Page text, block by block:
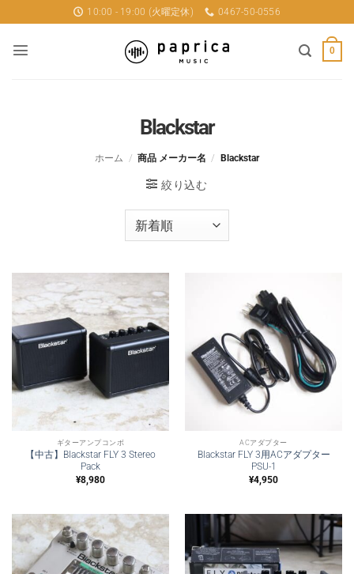
to
content
10:00 - 19:00 (火曜定休) 0467-50-0556
0
Blackstar
ホーム / 商品 メーカー名 / Blackstar
絞り込む
ギターアンプコンボ
【中古】Blackstar FLY 3 Stereo
Pack
¥8,980
ACアダプター
Blackstar FLY 3用ACアダプター
PSU-1
¥4,950